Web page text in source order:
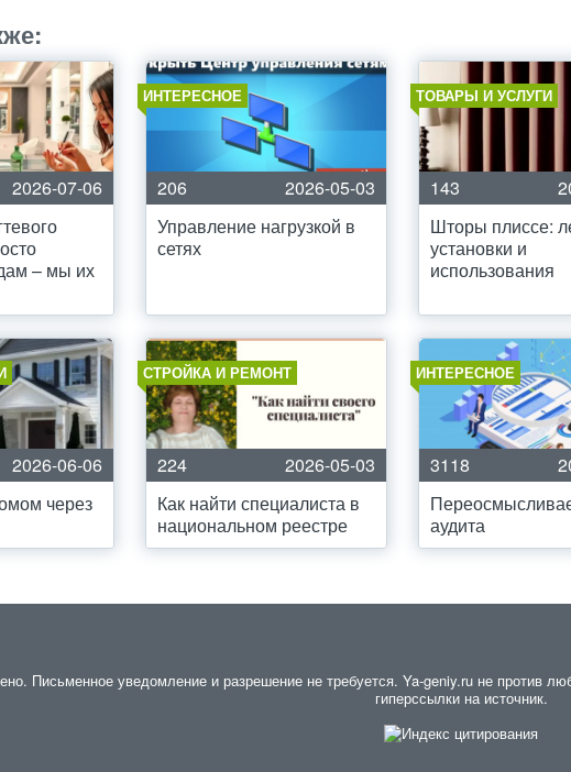
2026-07-06
– мы их
ИНТЕРЕСНОЕ
206
2026-05-03
Управление нагрузкой в
сетях
ТОВАРЫ И УСЛУГИ
143
Шторы плиссе:
установки и
использования
2026-06-06
через
СТРОЙКА И РЕМОНТ
224
2026-05-03
Как найти специалиста в
национальном реестре
ИНТЕРЕСНОЕ
3118
аудита
Письменное уведомление и разрешение не требуется. Ya-geniy.ru не против
гиперссылки на источник.